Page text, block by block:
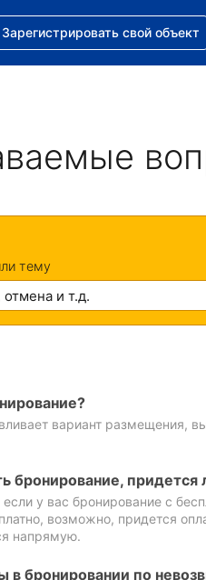
валюта —
Текущий язык — На
помощь с
Зарегистрировать свой объект
тему
вариант размещения,
бронирование, придется
у вас бронирование с
возможно, придется
напрямую.
бронировании по